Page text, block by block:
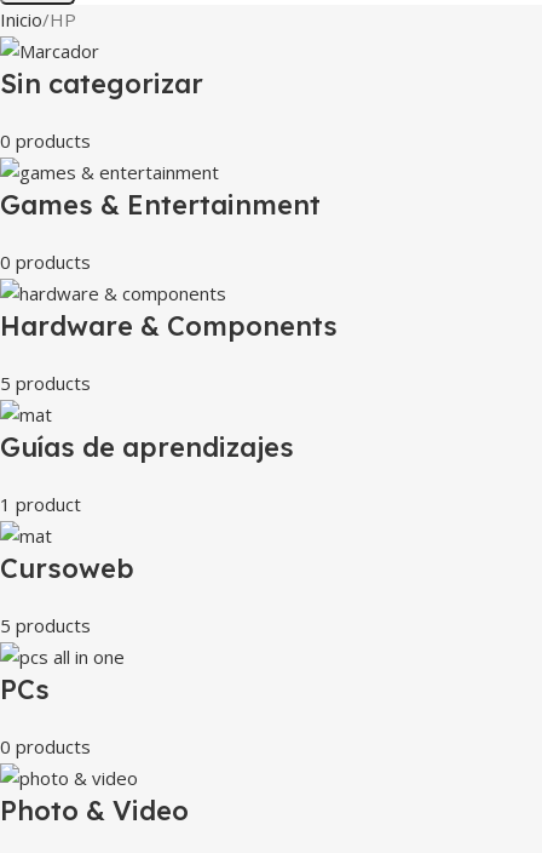
Inicio HP
Sin categorizar
0 products
Games & Entertainment
0 products
Hardware & Components
5 products
Guías de aprendizajes
1 product
Cursoweb
5 products
PCs
0 products
Photo & Video